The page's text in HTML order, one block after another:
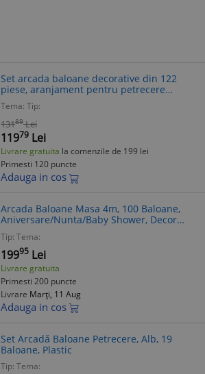
Set arcada baloane decorative din 122
piese, aranjament pentru petrecere
potrivit tematica Avengers Marvel, calitate
latex Extra, Albastru Verde
Tema: Tip:
13189 Lei
11979 Lei
Livrare gratuita la comenzile de 199 lei
Primesti 120 puncte
Adauga in cos
Arcada Baloane Masa 4m, 100 Baloane,
Aniversare/Nunta/Baby Shower, Decor
Petrecere Copii, Accesorii Baloane
Tip: Tema:
19995 Lei
Livrare gratuita
Primesti 200 puncte
Livrare Marți, 11 Aug
Adauga in cos
Set Arcadă Baloane Petrecere, Alb, 19
Baloane, Plastic
Tip: Tema: